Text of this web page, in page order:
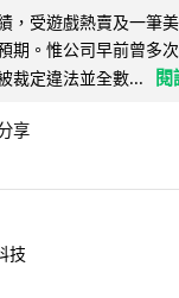
，受遊戲熱賣及一筆
期。惟公司早前曾多
裁定違法並全數...
閱
享
技